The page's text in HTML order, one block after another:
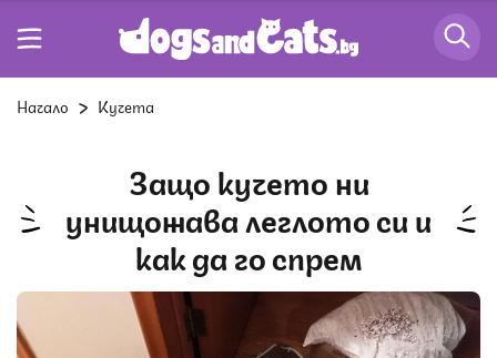
Начало Кучета
Защо кучето ни
унищожава леглото си и
как да го спрем